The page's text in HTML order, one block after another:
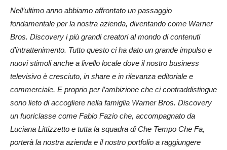
Nell’ultimo anno abbiamo affrontato un passaggio
fondamentale per la nostra azienda, diventando come Warner
Bros. Discovery i più grandi creatori al mondo di contenuti
d’intrattenimento. Tutto questo ci ha dato un grande impulso e
nuovi stimoli anche a livello locale dove il nostro business
televisivo è cresciuto, in share e in rilevanza editoriale e
commerciale. E proprio per l’ambizione che ci contraddistingue
sono lieto di accogliere nella famiglia Warner Bros. Discovery
un fuoriclasse come Fabio Fazio che, accompagnato da
Luciana Littizzetto e tutta la squadra di Che Tempo Che Fa,
porterà la nostra azienda e il nostro portfolio a raggiungere